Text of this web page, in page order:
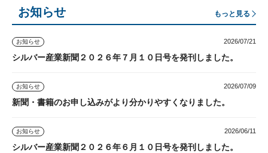
お知らせ もっと見る
お知らせ 2026/07/21
シルバー産業新聞２０２６年７月１０日号を発刊しました。
お知らせ 2026/07/09
新聞・書籍のお申し込みがより分かりやすくなりました。
お知らせ 2026/06/11
シルバー産業新聞２０２６年６月１０日号を発刊しました。